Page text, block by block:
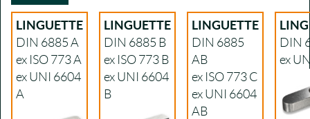
LINGUETTE
DIN 6885 A
ex ISO 773 A
ex UNI 6604
A
LINGUETTE
DIN 6885 B
ex ISO 773 B
ex UNI 6604
B
LINGUETTE
DIN 6885
AB
ex ISO 773 C
ex UNI 6604
AB
DIN
ex